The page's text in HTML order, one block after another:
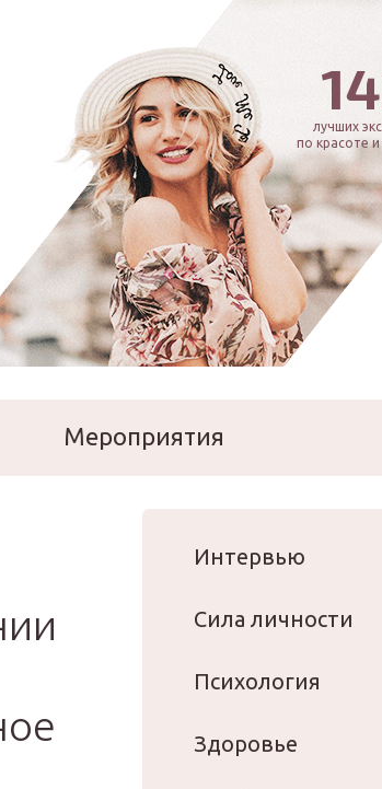
лучших
по красоте
Мероприятия
Интервью
Сила личности
Психология
Здоровье